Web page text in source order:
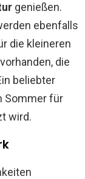
genießen.
ebenfalls
die kleineren
die
beliebter
Sommer für
wird.